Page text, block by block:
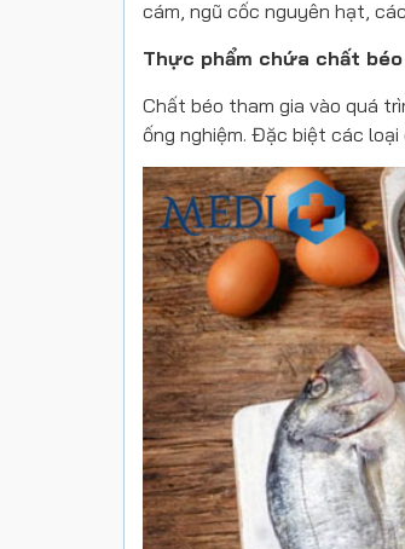
cám, ngũ cốc nguyên hạt,
Thực phẩm chứa chất
Chất béo tham gia vào quá
ống nghiệm. Đặc biệt các